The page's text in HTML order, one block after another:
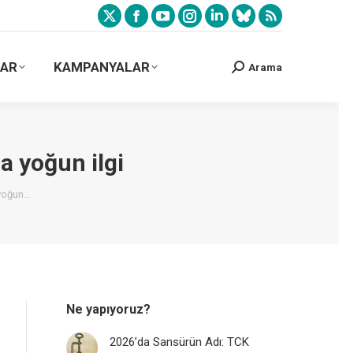
KAMPANYALAR Arama
yoğun ilgi
Ne yapıyoruz?
2026’da Sansürün Adı: TCK